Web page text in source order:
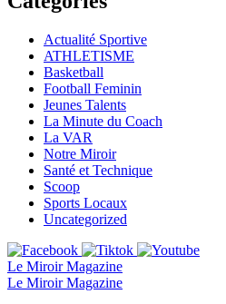
Actualité Sportive
ATHLETISME
Basketball
Football Feminin
Jeunes Talents
La Minute du Coach
La VAR
Notre Miroir
Santé et Technique
Scoop
Sports Locaux
Uncategorized
Le Miroir Magazine
Le Miroir Magazine